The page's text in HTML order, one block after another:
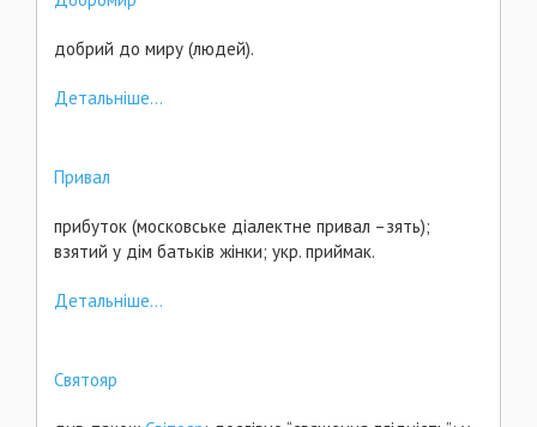
добрий до миру (людей).
Детальніше...
Привал
прибуток (московське діалектне привал –зять);
взятий у дім батьків жінки; укр. приймак.
Детальніше...
Святояр